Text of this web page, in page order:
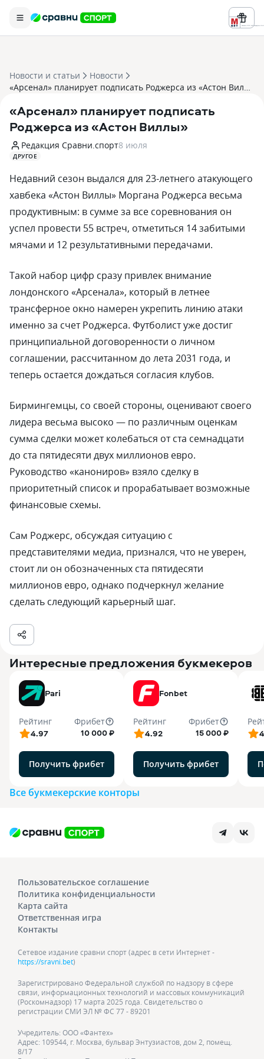
Реклама ООО «БК «Марафон» ИНН
Новости и статьи
Новости
«Арсенал» планирует подписать Роджерса из «Астон Виллы»
«Арсенал» планирует подписать
Роджерса из «Астон Виллы»
Редакция Сравни.спорт8 июля
ДРУГОЕ
Недавний сезон выдался для 23-летнего атакующего
хавбека «Астон Виллы» Моргана Роджерса весьма
продуктивным: в сумме за все соревнования он
успел провести 55 встреч, отметиться 14 забитыми
мячами и 12 результативными передачами.
Такой набор цифр сразу привлек внимание
лондонского «Арсенала», который в летнее
трансферное окно намерен укрепить линию атаки
именно за счет Роджерса. Футболист уже достиг
принципиальной договоренности о личном
соглашении, рассчитанном до лета 2031 года, и
теперь остается дождаться согласия клубов.
Бирмингемцы, со своей стороны, оценивают своего
лидера весьма высоко — по различным оценкам
сумма сделки может колебаться от ста семнадцати
до ста пятидесяти двух миллионов евро.
Руководство «канониров» взяло сделку в
приоритетный список и прорабатывает возможные
финансовые схемы.
Сам Роджерс, обсуждая ситуацию с
представителями медиа, признался, что не уверен,
стоит ли он обозначенных ста пятидесяти
миллионов евро, однако подчеркнул желание
сделать следующий карьерный шаг.
Интересные предложения букмекеров
Pari
Рейтинг
4.97
Фрибет
10 000 ₽
Получить фрибет
Fonbet
Рейтинг
4.92
Фрибет
15 000 ₽
Получить фрибет
Все букмекерские конторы
Пользовательское соглашение
Политика конфиденциальности
Карта сайта
Ответственная игра
Контакты
Сетевое издание сравни спорт (адрес в сети Интернет -
https://sravni.bet)
Зарегистрировано Федеральной службой по надзору в сфере
связи, информационных технологий и массовых коммуникаций
(Роскомнадзор) 17 марта 2025 года. Свидетельство о
регистрации СМИ ЭЛ № ФС 77 - 89201
Учредитель: ООО «Фантех»
Адрес: 109544, г. Москва, бульвар Энтузиастов, дом 2, помещ.
8/17